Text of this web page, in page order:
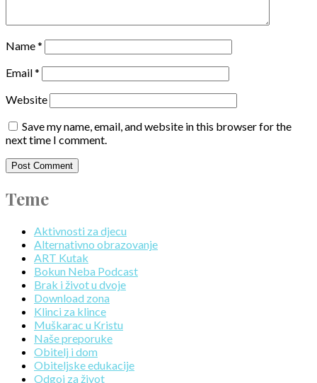
Name*
Email*
Website
Save my name, email, and website in this browser for the
next time I comment.
Teme
Aktivnosti za djecu
Alternativno obrazovanje
ART Kutak
Bokun Neba Podcast
Brak i život u dvoje
Download zona
Klinci za klince
Muškarac u Kristu
Naše preporuke
Obitelj i dom
Obiteljske edukacije
Odgoj za život